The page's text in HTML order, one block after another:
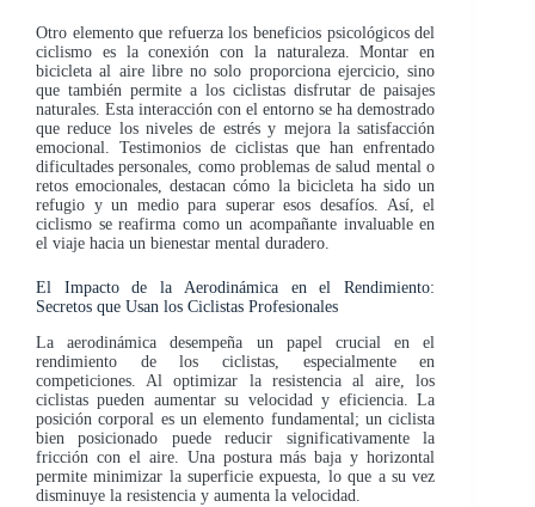
Otro elemento que refuerza los beneficios psicológicos del
ciclismo es la conexión con la naturaleza. Montar en
bicicleta al aire libre no solo proporciona ejercicio, sino
que también permite a los ciclistas disfrutar de paisajes
naturales. Esta interacción con el entorno se ha demostrado
que reduce los niveles de estrés y mejora la satisfacción
emocional. Testimonios de ciclistas que han enfrentado
dificultades personales, como problemas de salud mental o
retos emocionales, destacan cómo la bicicleta ha sido un
refugio y un medio para superar esos desafíos. Así, el
ciclismo se reafirma como un acompañante invaluable en
el viaje hacia un bienestar mental duradero.
El Impacto de la Aerodinámica en el Rendimiento:
Secretos que Usan los Ciclistas Profesionales
La aerodinámica desempeña un papel crucial en el
rendimiento de los ciclistas, especialmente en
competiciones. Al optimizar la resistencia al aire, los
ciclistas pueden aumentar su velocidad y eficiencia. La
posición corporal es un elemento fundamental; un ciclista
bien posicionado puede reducir significativamente la
fricción con el aire. Una postura más baja y horizontal
permite minimizar la superficie expuesta, lo que a su vez
disminuye la resistencia y aumenta la velocidad.